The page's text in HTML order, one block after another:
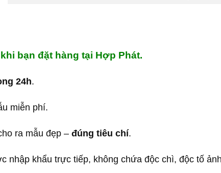
bạn đặt hàng tại Hợp Phát.
24h.
miễn phí.
ra mẫu đẹp – đúng tiêu chí.
nhập khẩu trực tiếp, không chứa độc chì, độc tố